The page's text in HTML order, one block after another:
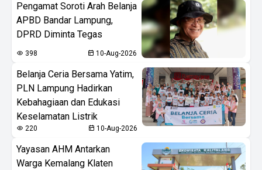
Pengamat Soroti Arah Belanja
APBD Bandar Lampung,
DPRD Diminta Tegas
398 10-Aug-2026
Belanja Ceria Bersama Yatim,
PLN Lampung Hadirkan
Kebahagiaan dan Edukasi
Keselamatan Listrik
220 10-Aug-2026
Yayasan AHM Antarkan
Warga Kemalang Klaten